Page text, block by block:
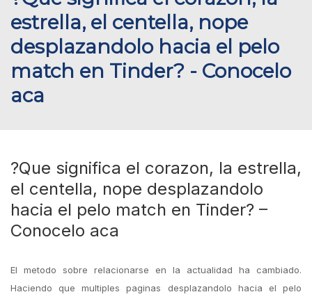
estrella, el centella, nope
desplazandolo hacia el pelo
match en Tinder? - Conocelo
aca
?Que significa el corazon, la estrella,
el centella, nope desplazandolo
hacia el pelo match en Tinder? –
Conocelo aca
El metodo sobre relacionarse en la actualidad ha cambiado.
Haciendo que multiples paginas desplazandolo hacia el pelo